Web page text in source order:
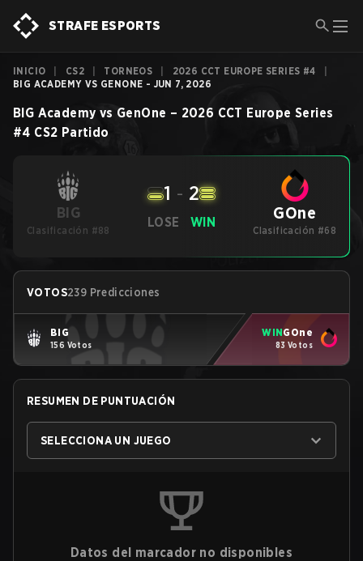
STRAFE ESPORTS
INICIO CS2 TORNEOS 2026 CCT EUROPE SERIES #4
BIG ACADEMY VS GENONE - JUN 7, 2026
BIG Academy vs GenOne – 2026 CCT Europe Series
#4 CS2 Partido
BIG
Clasificación #88
LOSE
1 - 2
WIN GOne
Clasificación #68
VOTOS239 Predicciones
BIG
156 Votos
WINGOne
83 Votos
RESUMEN DE PUNTUACIÓN
SELECCIONA UN JUEGO
Datos del marcador no disponibles